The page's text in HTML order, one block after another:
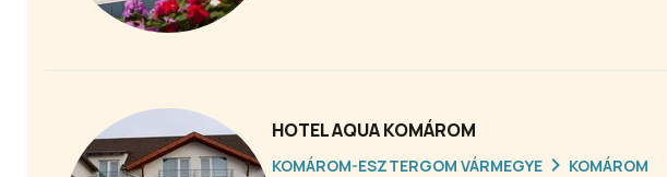
HOTEL AQUA KOMÁROM
KOMÁROM-ESZTERGOM VÁRMEGYE KOMÁROM